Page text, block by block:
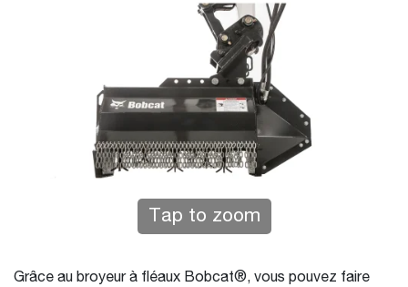
Tap to zoom
Grâce au broyeur à fléaux Bobcat®, vous pouvez faire